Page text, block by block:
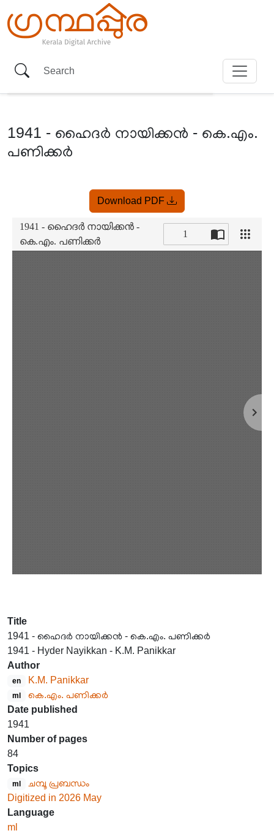
1941 - ഹൈദർ നായിക്കൻ - കെ.എം.
പണിക്കർ
Download PDF
Title
1941 - ഹൈദർ നായിക്കൻ - കെ.എം. പണിക്കർ
1941 - Hyder Nayikkan - K.M. Panikkar
Author
en K.M. Panikkar
ml
കെ.എം. പണിക്കർ
Date published
1941
Number of pages
84
Topics
ml
ചമ്പൂ പ്രബന്ധം
Digitized in 2026 May
Language
ml